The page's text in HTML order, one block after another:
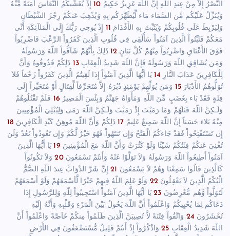
النَّصْرُ إِلاَّ مِنْ عِندِ اللّهِ إِنَّ اللّهَ عَزِيزٌ حَكِيمٌ 10إِذْ يُغَشِّيكُمُ النُّعَاسَ أَمَنَةً مِّنْهُ
وَيُنَزِّلُ عَلَيْكُم مِّن السَّمَاء مَاء لِّيُطَهِّرَكُم بِهِ وَيُذْهِبَ عَنكُمْ رِجْزَ الشَّيْطَانِ
وَلِيَرْبِطَ عَلَى قُلُوبِكُمْ وَيُثَبِّتَ بِهِ الأَقْدَامَ 11 إِذْ يُوحِي رَبُّكَ إِلَى الْمَلآئِكَةِ أَنِّي
مَعَكُمْ فَثَبِّتُواْ الَّذِينَ آمَنُواْ سَأُلْقِي فِي قُلُوبِ الَّذِينَ كَفَرُواْ الرَّعْبَ فَاضْرِبُواْ
فَوْقَ الأَعْنَاقِ وَاضْرِبُواْ مِنْهُمْ كُلَّ بَنَانٍ 12 ذَلِكَ بِأَنَّهُمْ شَآقُّواْ اللّهَ وَرَسُولَهُ
وَمَن يُشَاقِقِ اللّهَ وَرَسُولَهُ فَإِنَّ اللّهَ شَدِيدُ الْعِقَابِ13 ذَلِكُمْ فَذُوقُوهُ وَأَنَّ
لِلْكَافِرِينَ عَذَابَ النَّارِ 14 يَا أَيُّهَا الَّذِينَ آمَنُواْ إِذَا لَقِيتُمُ الَّذِينَ كَفَرُواْ زَحْفاً فَلاَ
تُوَلُّوهُمُ الأَدْبَارَ15 وَمَن يُوَلِّهِمْ يَوْمَئِذٍ دُبُرَهُ إِلاَّ مُتَحَرِّفاً لِّقِتَالٍ أَوْ مُتَحَيِّزاً إِلَى
فِئَةٍ فَقَدْ بَاء بِغَضَبٍ مِّنَ اللّهِ وَمَأْوَاهُ جَهَنَّمُ وَبِئْسَ الْمَصِيرُ 16 فَلَمْ تَقْتُلُوهُمْ
وَلَـكِنَّ اللّهَ قَتَلَهُمْ وَمَا رَمَيْتَ إِذْ رَمَيْتَ وَلَـكِنَّ اللّهَ رَمَى وَلِيُبْلِيَ الْمُؤْمِنِينَ
مِنْهُ بَلاء حَسَناً إِنَّ اللّهَ سَمِيعٌ عَلِيمٌ 17ذَلِكُمْ وَأَنَّ اللّهَ مُوهِنُ كَيْدِ الْكَافِرِينَ 18
إِن تَسْتَفْتِحُواْ فَقَدْ جَاءكُمُ الْفَتْحُ وَإِن تَنتَهُواْ فَهُوَ خَيْرٌ لَّكُمْ وَإِن تَعُودُواْ نَعُدْ وَلَن
تُغْنِيَ عَنكُمْ فِئَتُكُمْ شَيْئًا وَلَوْ كَثُرَتْ وَأَنَّ اللّهَ مَعَ الْمُؤْمِنِينَ19يَا أَيُّهَا الَّذِينَ
آمَنُواْ أَطِيعُواْ اللّهَ وَرَسُولَهُ وَلاَ تَوَلَّوْا عَنْهُ وَأَنتُمْ تَسْمَعُونَ20وَلاَ تَكُونُواْ
كَالَّذِينَ قَالُوا سَمِعْنَا وَهُمْ لاَ يَسْمَعُونَ 21إِنَّ شَرَّ الدَّوَابَّ عِندَ اللّهِ الصُّمُّ
الْبُكْمُ الَّذِينَ لاَ يَعْقِلُونَ22 وَلَوْ عَلِمَ اللّهُ فِيهِمْ خَيْرًا لَّأسْمَعَهُمْ وَلَوْ أَسْمَعَهُمْ
لَتَوَلَّواْ وَّهُم مُّعْرِضُونَ 23يَا أَيُّهَا الَّذِينَ آمَنُواْ اسْتَجِيبُواْ لِلّهِ وَلِلرَّسُولِ إِذَا
دَعَاكُم لِمَا يُحْيِيكُمْ وَاعْلَمُواْ أَنَّ اللّهَ يَحُولُ بَيْنَ الْمَرْءِ وَقَلْبِهِ وَأَنَّهُ إِلَيْهِ
تُحْشَرُونَ 24 وَاتَّقُواْ فِتْنَةً لاَّ تُصِيبَنَّ الَّذِينَ ظَلَمُواْ مِنكُمْ خَآصَّةً وَاعْلَمُواْ أَنَّ
اللّهَ شَدِيدُ الْعِقَابِ 25وَاذْكُرُواْ إِذْ أَنتُمْ قَلِيلٌ مُّسْتَضْعَفُونَ فِي الأَرْضِ